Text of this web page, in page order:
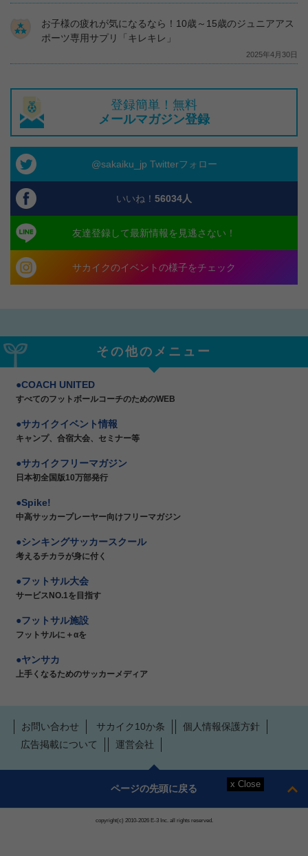
お子様の疲れが気になるなら！10歳～15歳のジュニアアス
ポーツ専用サプリ「キレキレ」
2025年4月30日
登録簡単！無料
メールマガジン登録
@sakaiku_jp Twitterフォロー
いいね！ 56034人
友達登録して最新情報を見逃さない！
サカイクのイベントの様子をチェック
その他のメニュー
COACH UNITED
すべてのフットボールコーチのためのWEB
サカイクイベント情報
キャンプ、合宿大会、セミナー等
サカイクフリーマガジン
日本初全国版10万部発行
Spike!
中高サッカープレーヤー向けフリーマガジン
シンキングサッカースクール
考えるチカラが身に付く
フットサル大会
サービスNO.1を目指す
フットサル施設
フットサルに＋αを
ヤンサカ
上手くなるためのサッカーメディア
お問い合わせ サカイク10か条
個人情報保護方針
広告掲載について
運営会社
ページの先頭に戻る
copyright(c) 2010-2026 E-3 Inc. all rights reserved.